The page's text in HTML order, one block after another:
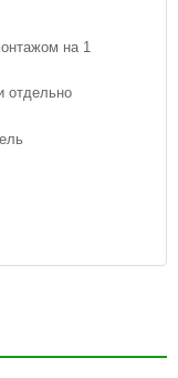
на 1
отдельно